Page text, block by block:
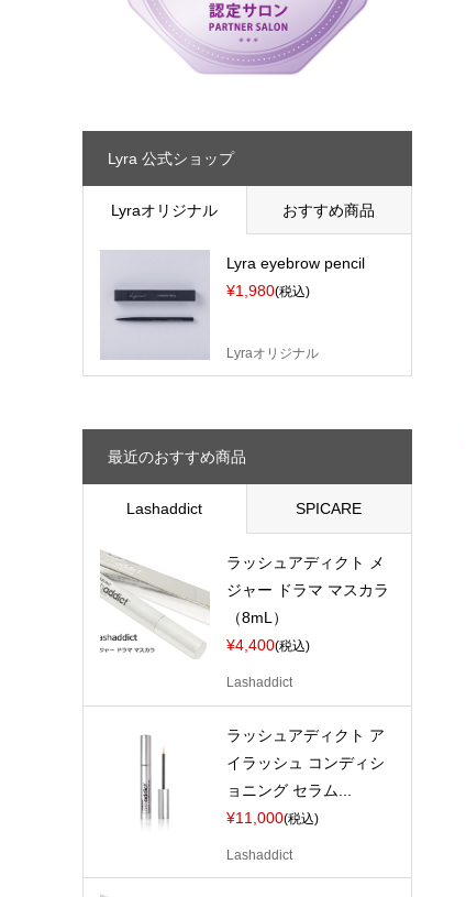
Lyra 公式ショップ
Lyraオリジナル おすすめ商品
Lyra eyebrow pencil
¥1,980(税込)
Lyraオリジナル
最近のおすすめ商品
Lashaddict SPICARE
ラッシュアディクト メ
ジャー ドラマ マスカラ
（8mL）
¥4,400(税込)
Lashaddict
ラッシュアディクト ア
イラッシュ コンディシ
ョニング セラム...
¥11,000(税込)
Lashaddict